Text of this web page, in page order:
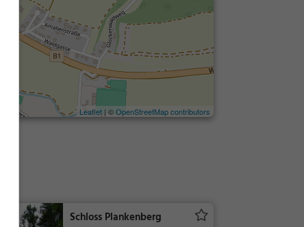
Leaflet | ©OpenStreetMap contributors
Schloss Plankenberg